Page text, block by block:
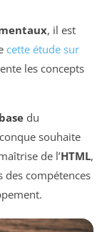
, il est
cette étude sur
les concepts
du
souhaite
de l’HTML,
des compétences